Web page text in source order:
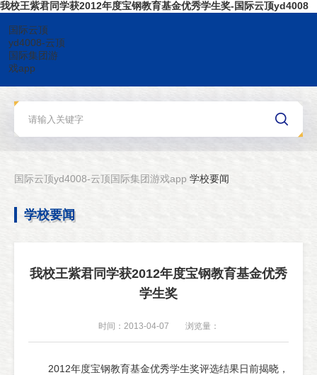
我校王紫君同学获2012年度宝钢教育基金优秀学生奖-国际云顶yd4008
国际云顶
yd4008-云顶
国际集团游
戏app
国际云顶yd4008-云顶国际集团游戏app 学校要闻
学校要闻
我校王紫君同学获2012年度宝钢教育基金优秀
学生奖
时间：2013-04-07 浏览量：
2012年度宝钢教育基金优秀学生奖评选结果日前揭晓，